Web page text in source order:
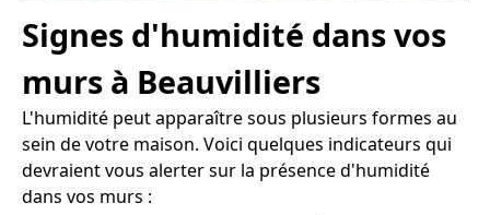
Signes d'humidité dans vos
murs à Beauvilliers
L'humidité peut apparaître sous plusieurs formes au
sein de votre maison. Voici quelques indicateurs qui
devraient vous alerter sur la présence d'humidité
dans vos murs :